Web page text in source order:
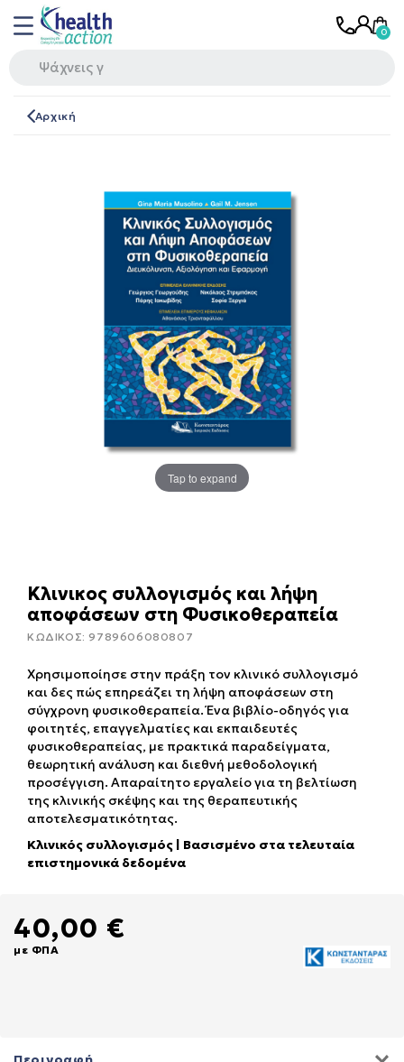
Αρχική
Tap to expand
Κλινικος συλλογισμός και λήψη
αποφάσεων στη Φυσικοθεραπεία
ΚΩΔΙΚΟΣ:9789606080807
Χρησιμοποίησε στην πράξη τον κλινικό συλλογισμό
και δες πώς επηρεάζει τη λήψη αποφάσεων στη
σύγχρονη φυσικοθεραπεία. Ένα βιβλίο-οδηγός για
φοιτητές, επαγγελματίες και εκπαιδευτές
φυσικοθεραπείας, με πρακτικά παραδείγματα,
θεωρητική ανάλυση και διεθνή μεθοδολογική
προσέγγιση. Απαραίτητο εργαλείο για τη βελτίωση
της κλινικής σκέψης και της θεραπευτικής
αποτελεσματικότητας.
Κλινικός συλλογισμός | Βασισμένο στα τελευταία
επιστημονικά δεδομένα
40,00 €
με ΦΠΑ